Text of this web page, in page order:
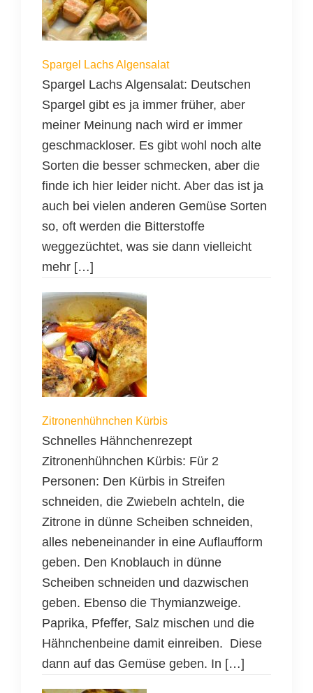
Spargel Lachs Algensalat
Spargel Lachs Algensalat: Deutschen
Spargel gibt es ja immer früher, aber
meiner Meinung nach wird er immer
geschmackloser. Es gibt wohl noch alte
Sorten die besser schmecken, aber die
finde ich hier leider nicht. Aber das ist ja
auch bei vielen anderen Gemüse Sorten
so, oft werden die Bitterstoffe
weggezüchtet, was sie dann vielleicht
mehr […]
Zitronenhühnchen Kürbis
Schnelles Hähnchenrezept
Zitronenhühnchen Kürbis: Für 2
Personen: Den Kürbis in Streifen
schneiden, die Zwiebeln achteln, die
Zitrone in dünne Scheiben schneiden,
alles nebeneinander in eine Auflaufform
geben. Den Knoblauch in dünne
Scheiben schneiden und dazwischen
geben. Ebenso die Thymianzweige.
Paprika, Pfeffer, Salz mischen und die
Hähnchenbeine damit einreiben. Diese
dann auf das Gemüse geben. In […]